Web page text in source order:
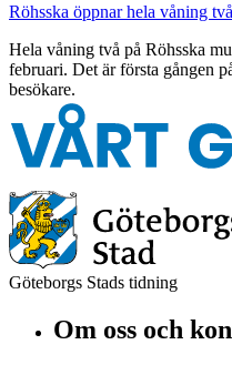
Röhsska öppnar hela våning två
Hela våning två på Röhsska
februari. Det är första gången
besökare.
Göteborgs Stads tidning
Om oss och